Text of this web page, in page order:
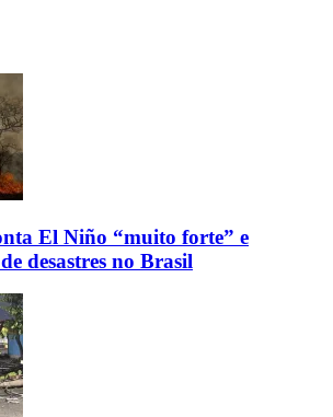
El Niño “muito forte” e
desastres no Brasil